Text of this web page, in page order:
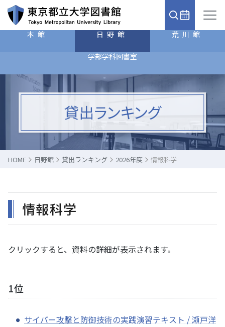
本館 日野館 荒川館
学部学科図書室
貸出ランキング
HOME 日野館 貸出ランキング 2026年度 情報科学
情報科学
クリックすると、資料の詳細が表示されます。
1位
サイバー攻撃と防御技術の実践演習テキスト / 瀬戸洋